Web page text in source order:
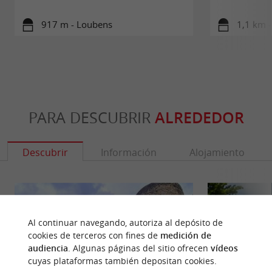
917 m - Loubens 1,1 km
PARA DESCUBRIR ALREDEDOR
Descubrir Información Alojamiento
Al continuar navegando, autoriza al depósito de
cookies de terceros con fines de medición de
audiencia. Algunas páginas del sitio ofrecen vídeos
cuyas plataformas también depositan cookies.